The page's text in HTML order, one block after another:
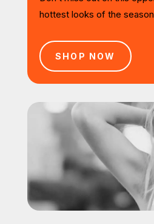
hottest looks of the season
SHOP NOW